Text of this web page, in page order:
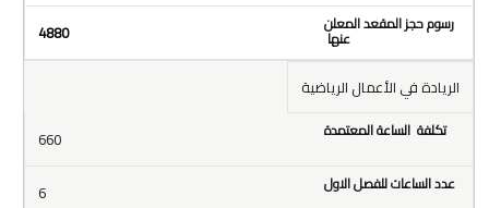
4880
الريادة في الأعمال الرياضية
660
6